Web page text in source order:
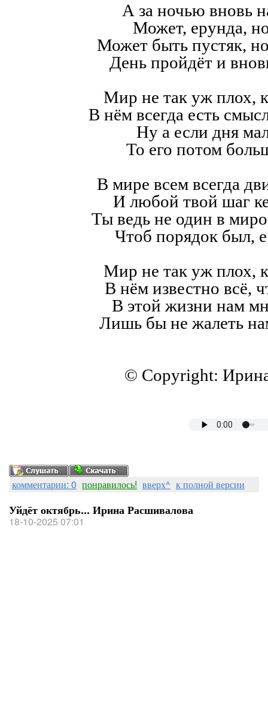
А за ночью вновь
Может, ерунда,
Может быть пустяк,
День пройдёт и
Мир не так уж плох,
В нём всегда есть
Ну а если дня
То его потом
В мире всем всегда
И любой твой шаг
Ты ведь не один в
Чтоб порядок был,
Мир не так уж плох,
В нём известно всё,
В этой жизни нам
Лишь бы не жалеть
© Copyright:
комментарии: 0 понравилось! вверх^ к полной версии
Уйдёт октябрь... Ирина Расшивалова
18-10-2025 07:01